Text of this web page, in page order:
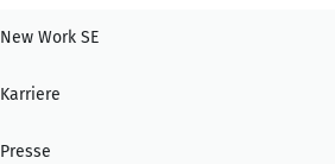
New Work SE
Karriere
Presse